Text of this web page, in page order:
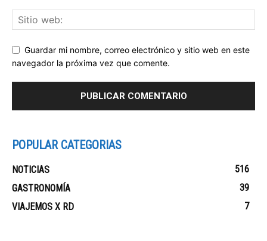
Guardar mi nombre, correo electrónico y sitio web en este
navegador la próxima vez que comente.
POPULAR CATEGORIAS
NOTICIAS
516
GASTRONOMÍA
39
VIAJEMOS X RD
7